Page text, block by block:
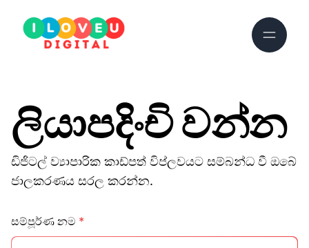
ලියාපදිංචි වන්න
ඩිජිටල් ව්‍යාපාරික කාඩ්පත් විප්ලවයට සම්බන්ධ වී ඔබේ
ජාලකරණය සරල කරන්න.
සම්පූර්ණ නම *